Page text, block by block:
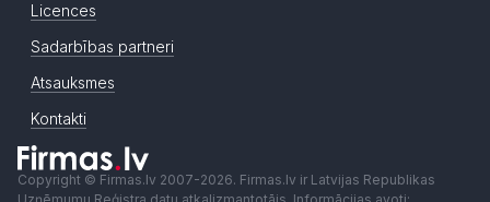
Licences
Sadarbības partneri
Atsauksmes
Kontakti
Copyright © Firmas.lv 2007-2026. Firmas.lv ir Latvijas Republikas